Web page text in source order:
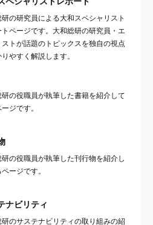
研の研究員による大和スペシャリスト
トページです。大和総研の研究員・エ
ストが話題のトピックスを独自の視点
やすく解説します。
研の役職員が執筆した書籍を紹介して
ジです。
研の役職員が執筆した刊行物を紹介し
ージです。
ナビリティ
研のサステナビリティの取り組みの紹